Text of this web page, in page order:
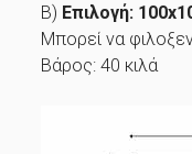
Β) Επιλογή:
Μπορεί να
Βάρος: 40 κιλά